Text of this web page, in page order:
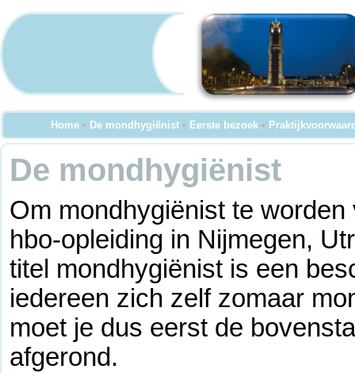
Home • De mondhygiënist • Eerste bezoek •
De mondhygiënist
Om mondhygiënist te
hbo-opleiding in Nijmegen,
titel mondhygiënist is een
iedereen zich zelf zomaar
moet je dus eerst de
afgerond.